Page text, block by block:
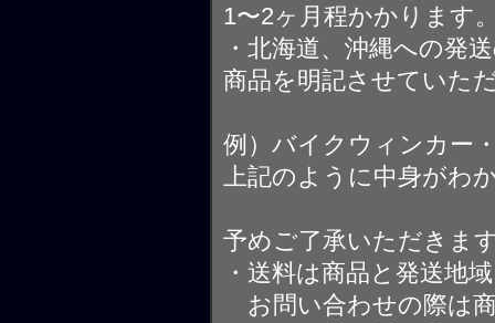
1〜2ヶ月程かかります
・北海道、沖縄への発
商品を明記させていた
例）バイクウィンカー
上記のように中身がわ
予めご了承いただきま
・送料は商品と発送地
お問い合わせの際は